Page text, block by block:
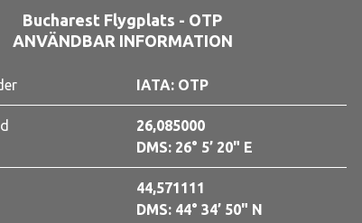
Bucharest Flygplats - OTP
ANVÄNDBAR INFORMATION
IATA: OTP
26,085000
DMS: 26° 5’ 20" E
44,571111
DMS: 44° 34’ 50" N